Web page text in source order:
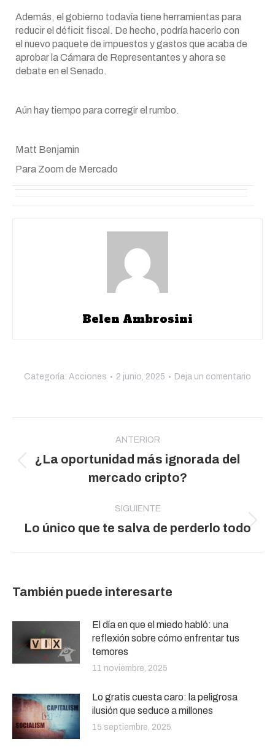
Además, el gobierno todavía tiene herramientas para
reducir el déficit fiscal. De hecho, podría hacerlo con
el nuevo paquete de impuestos y gastos que acaba de
aprobar la Cámara de Representantes y ahora se
debate en el Senado.
Aún hay tiempo para corregir el rumbo.
Matt Benjamin
Para Zoom de Mercado
Belen Ambrosini
Categoría: Acciones 2 junio, 2025 Deja un comentario
publicaciones
ANTERIOR
Publicación
anterior:
¿La oportunidad más ignorada del
mercado cripto?
SIGUIENTE
Publicación
Lo único que te salva de perderlo todo
También puede interesarte
El día en que el miedo habló: una
reflexión sobre cómo enfrentar tus
temores
11 noviembre, 2025
Lo gratis cuesta caro: la peligrosa
ilusión que seduce a millones
15 septiembre, 2025